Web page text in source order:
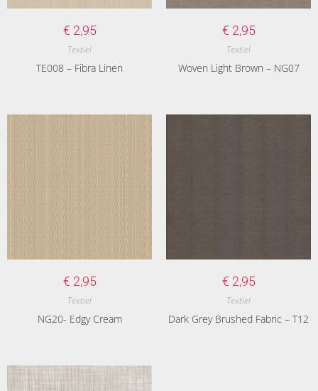
€ 2,95
Textiel
TE008 – Fibra Linen
€ 2,95
Textiel
Woven Light Brown – NG07
€ 2,95
Textiel
NG20- Edgy Cream
€ 2,95
Textiel
Dark Grey Brushed Fabric – T12